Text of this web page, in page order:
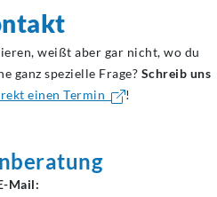
weißt aber gar nicht, wo du
ganz spezielle Frage? Schreib uns
einen Termin !
Mail: